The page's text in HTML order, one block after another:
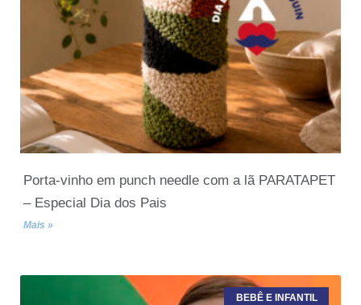
Porta-vinho em punch needle com a lã PARATAPET
– Especial Dia dos Pais
Mais »
BEBÊ E INFANTIL